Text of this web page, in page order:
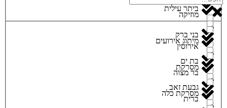
מוזיקה
מיתוג אירועים
מסרקת
מסרקת כלה
ביתר עילית
בני ברק
בת ים
גבעת זאב
אירוסין
בר מצוה
ברית